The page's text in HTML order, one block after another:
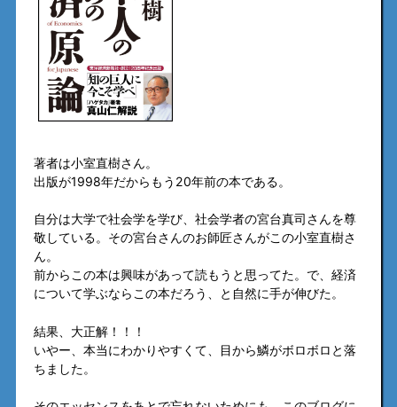
著者は小室直樹さん。
出版が1998年だからもう20年前の本である。
自分は大学で社会学を学び、社会学者の宮台真司さんを尊
敬している。その宮台さんのお師匠さんがこの小室直樹さ
ん。
前からこの本は興味があって読もうと思ってた。で、経済
について学ぶならこの本だろう、と自然に手が伸びた。
結果、大正解！！！
いやー、本当にわかりやすくて、目から鱗がボロボロと落
ちました。